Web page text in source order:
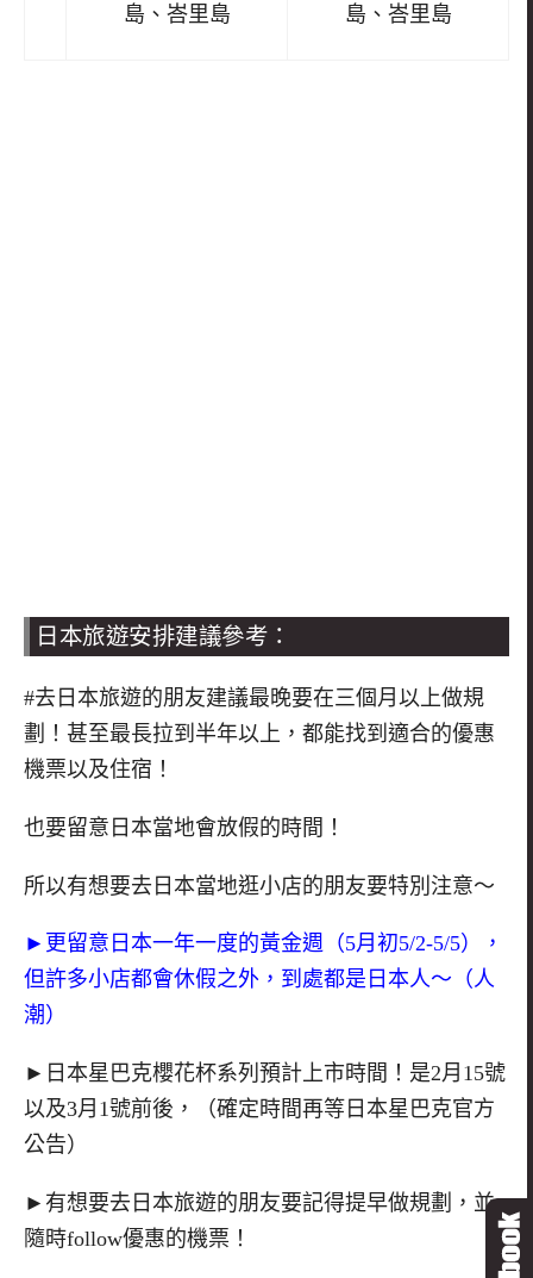
島、峇里島
島、峇里島
日本旅遊安排建議參考：
#去日本旅遊的朋友建議最晚要在三個月以上做規
劃！甚至最長拉到半年以上，都能找到適合的優惠
機票以及住宿！
也要留意日本當地會放假的時間！
所以有想要去日本當地逛小店的朋友要特別注意～
►更留意日本一年一度的黃金週（5月初5/2-5/5），
但許多小店都會休假之外，到處都是日本人～（人
潮）
►日本星巴克櫻花杯系列預計上市時間！是2月15號
以及3月1號前後，（確定時間再等日本星巴克官方
公告）
►有想要去日本旅遊的朋友要記得提早做規劃，並
隨時follow優惠的機票！